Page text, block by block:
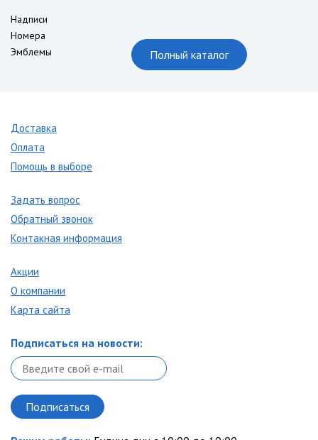
Надписи
Номера
Эмблемы
Полный каталог
Доставка
Оплата
Помощь в выборе
Задать вопрос
Обратный звонок
Контакная информация
Акции
О компании
Карта сайта
Подписаться на новости: